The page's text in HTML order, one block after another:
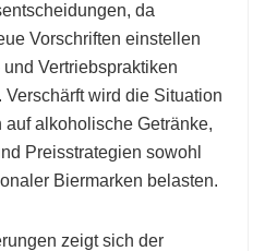
da
Vorschriften einstellen
Vertriebspraktiken
wird die Situation
alkoholische Getränke,
Preisstrategien sowohl
Biermarken belasten.
zeigt sich der